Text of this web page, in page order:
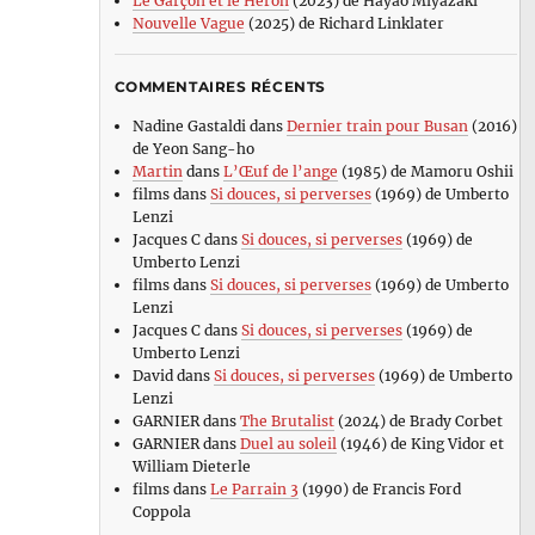
Nouvelle Vague (2025) de Richard Linklater
COMMENTAIRES RÉCENTS
Nadine Gastaldi dans Dernier train pour Busan (2016)
de Yeon Sang-ho
Martin dans L’Œuf de l’ange (1985) de Mamoru Oshii
filmsdans Si douces, si perverses(1969) de Umberto
Lenzi
Jacques Cdans Si douces, si perverses(1969) de
Umberto Lenzi
filmsdans Si douces, si perverses(1969) de Umberto
Lenzi
Jacques Cdans Si douces, si perverses(1969) de
Umberto Lenzi
David dans Si douces, si perverses(1969) de Umberto
Lenzi
GARNIERdans The Brutalist(2024) de Brady Corbet
GARNIERdans Duel au soleil (1946) de King Vidor et
William Dieterle
filmsdans Le Parrain 3 (1990) de Francis Ford
Coppola